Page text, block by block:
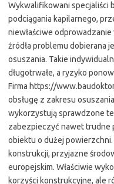
Wykwalifikowani specjaliści
podciągania kapilarnego,
niewłaściwe
źródła problemu dobierana
osuszania. Takie
długotrwałe, a ryzyko
Firma https://
obsługę z zakresu
wykorzystują sprawdzone
zabezpieczyć nawet trudne
obiektu o dużej
konstrukcji, przyjazne
europejskim. Właściwie
korzyści konstrukcyjne, ale